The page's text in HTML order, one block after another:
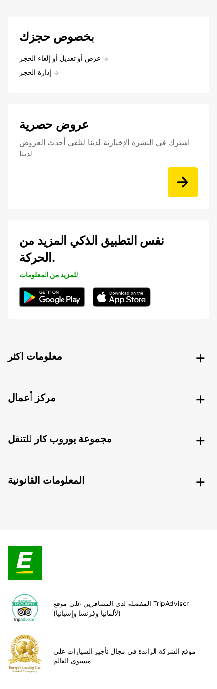
بخصوص حجزك
عرض أو تعديل أو إلغاء الحجز
إدارة الحجز
عروض حصرية
اشترك في النشرة الإخبارية لدينا لتلقي أحدث العروض
لدينا
نفس التطبيق الذكي المزيد من
الحركة.
للمزيد من المعلومات
معلومات اكثر
مركز أعمال
مجموعة يوروب كار للتنقل
المعلومات القانونية
المفضلة لدى المسافرين على موقع TripAdvisor
(لألمانيا وفرنسا وإسبانيا)
موقع الشركة الرائدة في مجال تأجير السيارات على
مستوى العالم